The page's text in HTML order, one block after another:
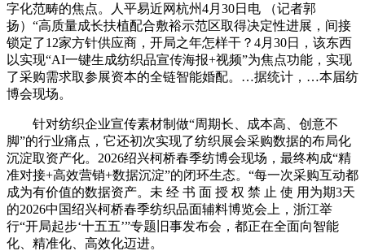
字化范畴的焦点。人平易近网杭州4月30日电 （记者郭
扬）“高质量成长扶植配合敷裕示范区取得决定性进展，间接
锁定了12家方针供应商，开局之年怎样干？4月30日，该东西
以实现“AI一键生成纺织品宣传海报+视频”为焦点功能，实现
了采购需求取参展资本的全链智能婚配。…据统计，…本届纺
博会现场。
针对纺织企业宣传素材制做“周期长、成本高、创意不
脚”的行业痛点，它还初次实现了纺织展会采购数据的布局化
沉淀取资产化。2026绍兴柯桥春季纺博会现场，最终构成“精
准对接+高效营销+数据沉淀”的闭环生态。“每一次采购互动都
成为有价值的数据资产。未 经 书 面 授 权 禁 止 使 用为期3天
的2026中国绍兴柯桥春季纺织品面辅料博览会上，浙江举
行“开局起步‘十五五’”专题旧事发布会，都正在全面向智能
化、精准化、高效化迈进。